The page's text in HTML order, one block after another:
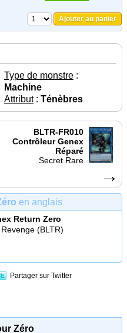
Ajouter au panier
Type de monstre :
Machine
Attribut: Ténèbres
BLTR-FR010
Contrôleur Genex
Réparé
Secret Rare
→
en anglais
Return Zero
(BLTR)
Partager sur Twitter
Zéro